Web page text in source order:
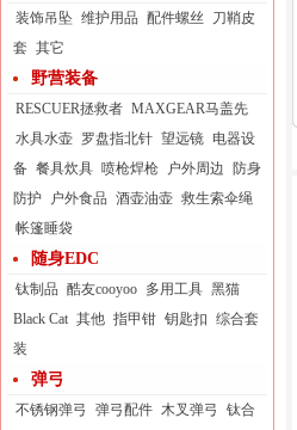
装饰吊坠 维护用品 配件螺丝
刀鞘皮
套 其它
野营装备
RESCUER拯救者 MAXGEAR马盖先
水具水壶 罗盘指北针 望远镜 电器设
备 餐具炊具 喷枪焊枪 户外周边
防身
防护
户外食品 酒壶油壶 救生索伞绳
帐篷睡袋
随身EDC
钛制品 酷友cooyoo 多用工具 黑猫
Black Cat 其他 指甲钳 钥匙扣 综合套
装
弹弓
不锈钢弹弓 弹弓配件 木叉弹弓
钛合